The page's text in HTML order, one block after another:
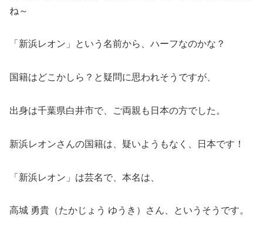
ね～
「新浜レオン」という名前から、ハーフなのかな？
国籍はどこかしら？と疑問に思われそうですが、
出身は千葉県白井市で、ご両親も日本の方でした。
新浜レオンさんの国籍は、疑いようもなく、日本です！
「新浜レオン」は芸名で、本名は、
高城 勇貴（たかじょう ゆうき）さん、というそうです。